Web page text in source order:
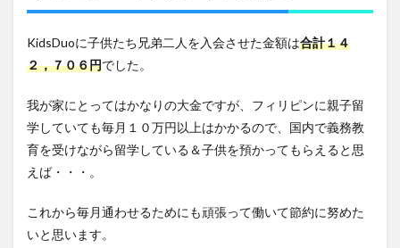
KidsDuoに子供たち兄弟二人を入会させた金額は合計１４
２，７０６円でした。
我が家にとってはかなりの大金ですが、フィリピンに親子留
学していても毎月１０万円以上はかかるので、国内で義務教
育を受けながら留学している＆子供を預かってもらえると思
えば・・・。
これから毎月通わせるためにも頑張って働いて節約に努めた
いと思います。